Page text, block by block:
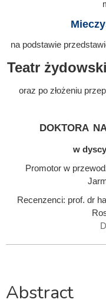
na podstawie
Teatr
oraz po złożeniu
doktora
w
Promotor w
Recenzenci: prof. dr
Abstract